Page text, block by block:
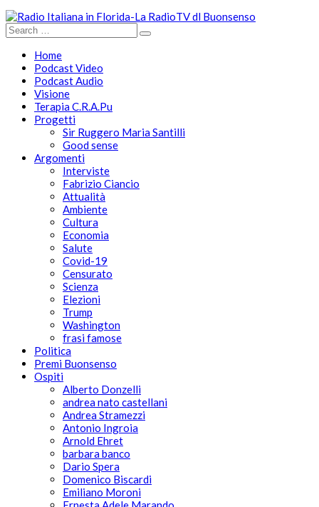
Home
Podcast Video
Podcast Audio
Visione
Terapia C.R.A.Pu
Progetti
Sir Ruggero Maria Santilli
Good sense
Argomenti
Interviste
Fabrizio Ciancio
Attualità
Ambiente
Cultura
Economia
Salute
Covid-19
Censurato
Scienza
Elezioni
Trump
Washington
frasi famose
Politica
Premi Buonsenso
Ospiti
Alberto Donzelli
andrea nato castellani
Andrea Stramezzi
Antonio Ingroia
Arnold Ehret
barbara banco
Dario Spera
Domenico Biscardi
Emiliano Moroni